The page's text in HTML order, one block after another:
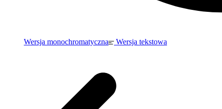
Wersja monochromatyczna Wersja tekstowa